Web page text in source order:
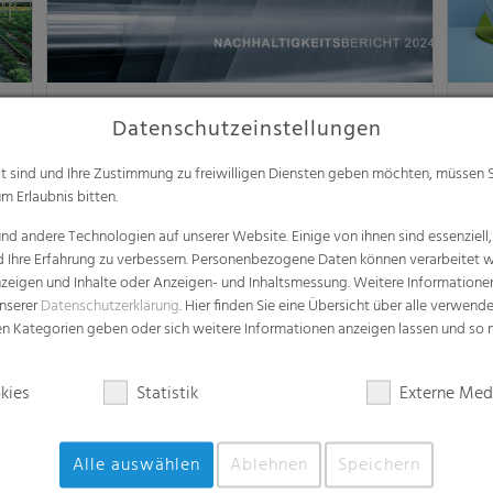
RKW veröffentlicht
Nachhaltigkeitsbericht 2024
Mannheim, 22. August 2025 – Wie wird
Nachhaltigkeit konkret und wirksam? Durch
und gemeinsames…
Corporate Nachhaltigkeit
22. August 2025 > Weiterlesen
Datenschutzeinstellungen
sind und Ihre Zustimmung zu freiwilligen Diensten geben möchten, müssen
Erlaubnis bitten.
andere Technologien auf unserer Website. Einige von ihnen sind
Erfahrung zu verbessern. Personenbezogene Daten können verarbeitet
und Inhalte oder Anzeigen- und Inhaltsmessung. Weitere
Datenschutzerklärung. Hier finden Sie eine Übersicht über alle
Kategorien geben oder sich weitere Informationen anzeigen lassen und so
Statistik Externe
Alle auswählen Ablehnen Speichern